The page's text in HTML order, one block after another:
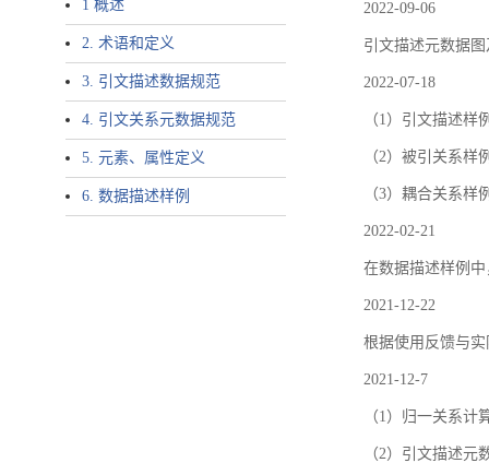
1 概述
2. 术语和定义
3. 引文描述数据规范
4. 引文关系元数据规范
5. 元素、属性定义
6. 数据描述样例
2022-09-06
引文描述元数据
2022-07-18
（1）引文描述样
（2）被引关系
（3）耦合关系
2022-02-21
在数据描述样例
2021-12-22
根据使用反馈与
2021-12-7
（1）归一关系
（2）引文描述元